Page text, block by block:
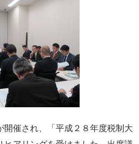
開催され、「平成２８年度税制大